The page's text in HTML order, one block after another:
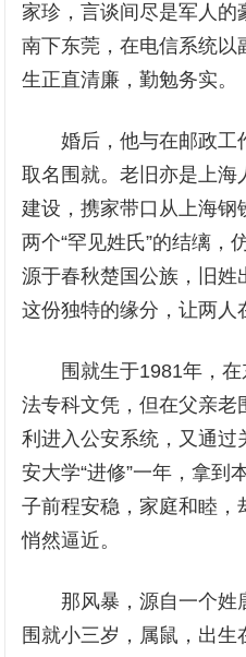
家珍，言谈间尽是军人
南下东莞，在电信系统以
生正直清廉，勤勉务实。
婚后，他与在邮政工
取名围就。老旧亦是上
建设，携家带口从上海钢
两个“罕见姓氏”的结缡
源于春秋楚国公族，旧姓
这份独特的缘分，让两人
围就生于1981年，在
法专科文凭，但在父亲老
利进入公安系统，又通过
安大学“进修”一年，拿到
子前程安稳，家庭和睦，
悄然逼近。
那风暴，源自一个姓
围就小三岁，属鼠，出